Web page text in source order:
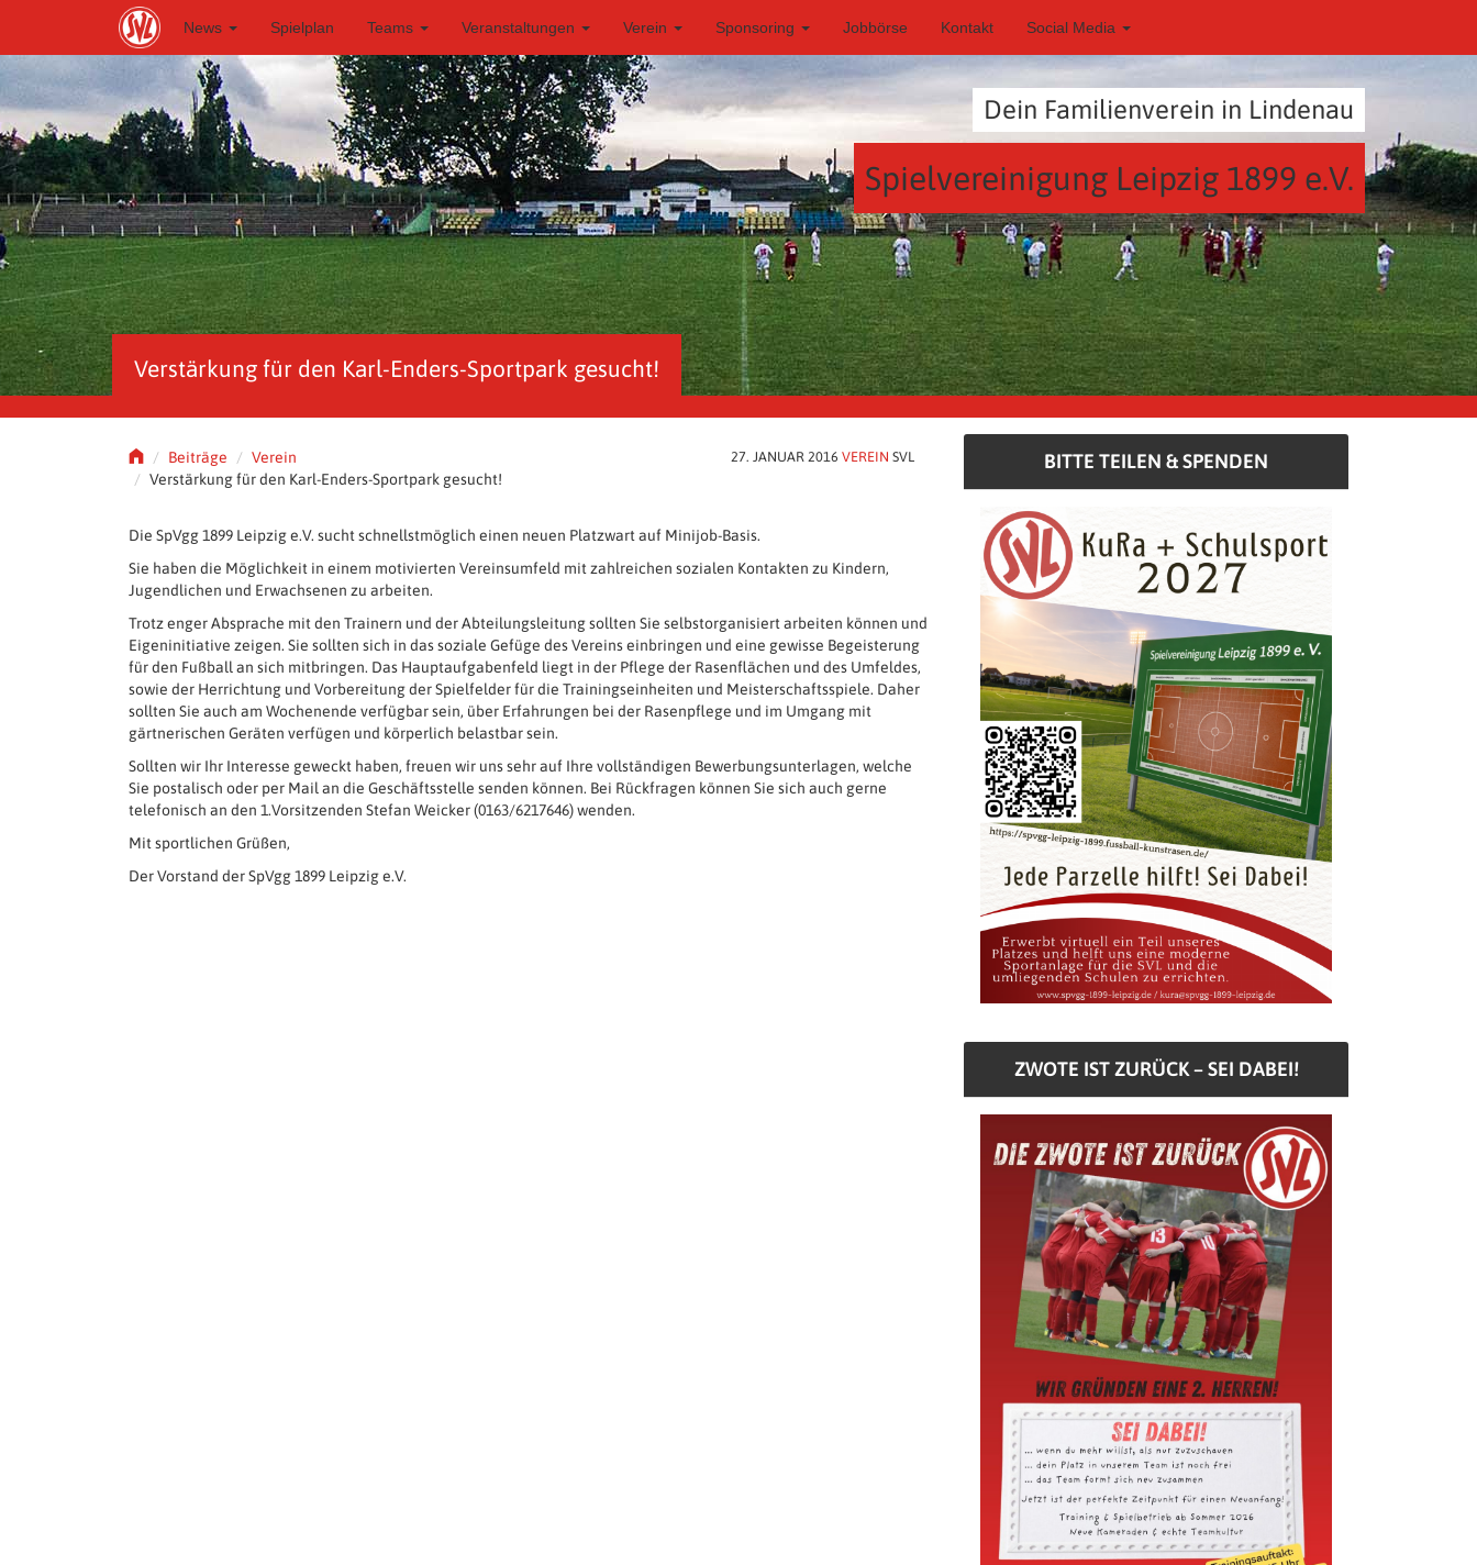
i
o
m
a
n
c
o
n
e
n
News Spielplan Teams Veranstaltungen Verein Sponsoring Jobbörse Kontakt Social Media
Dein Familienverein in Lindenau
Spielvereinigung Leipzig 1899 e.V.
Verstärkung für den Karl-Enders-Sportpark gesucht!
Beiträge
Verein
Verstärkung für den Karl-Enders-Sportpark gesucht!
27. JANUAR 2016 VEREIN SVL
Die SpVgg 1899 Leipzig e.V. sucht schnellstmöglich einen neuen Platzwart auf Minijob-Basis.
Sie haben die Möglichkeit in einem motivierten Vereinsumfeld mit zahlreichen sozialen Kontakten zu Kindern,
Jugendlichen und Erwachsenen zu arbeiten.
Trotz enger Absprache mit den Trainern und der Abteilungsleitung sollten Sie selbstorganisiert arbeiten können und
Eigeninitiative zeigen. Sie sollten sich in das soziale Gefüge des Vereins einbringen und eine gewisse Begeisterung
für den Fußball an sich mitbringen. Das Hauptaufgabenfeld liegt in der Pflege der Rasenflächen und des Umfeldes,
sowie der Herrichtung und Vorbereitung der Spielfelder für die Trainingseinheiten und Meisterschaftsspiele. Daher
sollten Sie auch am Wochenende verfügbar sein, über Erfahrungen bei der Rasenpflege und im Umgang mit
gärtnerischen Geräten verfügen und körperlich belastbar sein.
Sollten wir Ihr Interesse geweckt haben, freuen wir uns sehr auf Ihre vollständigen Bewerbungsunterlagen, welche
Sie postalisch oder per Mail an die Geschäftsstelle senden können. Bei Rückfragen können Sie sich auch gerne
telefonisch an den 1.Vorsitzenden Stefan Weicker (0163/6217646) wenden.
Mit sportlichen Grüßen,
Der Vorstand der SpVgg 1899 Leipzig e.V.
BITTE TEILEN & SPENDEN
ZWOTE IST ZURÜCK – SEI DABEI!